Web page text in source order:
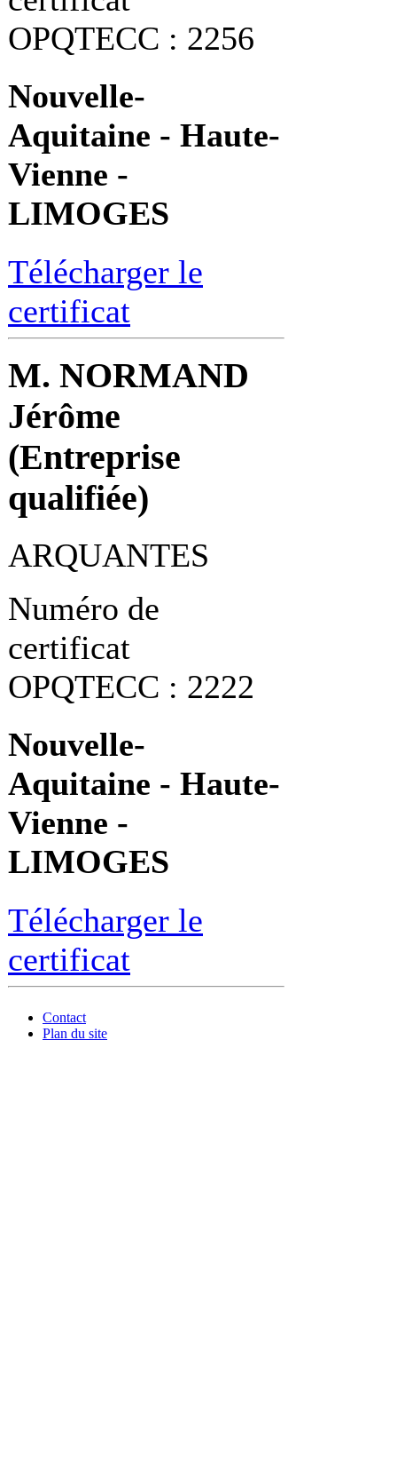
OPQTECC : 2256
Nouvelle-
Aquitaine - Haute-
Vienne -
LIMOGES
Télécharger le
certificat
M. NORMAND
Jérôme
(Entreprise
qualifiée)
ARQUANTES
Numéro de
certificat
OPQTECC : 2222
Nouvelle-
Aquitaine - Haute-
Vienne -
LIMOGES
Télécharger le
certificat
Contact
Plan du site